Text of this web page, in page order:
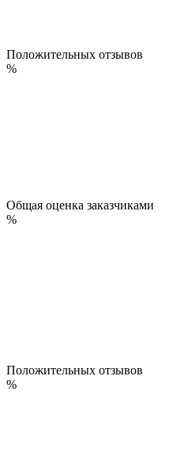
Положительных отзывов
%
Общая оценка заказчиками
%
Положительных отзывов
%